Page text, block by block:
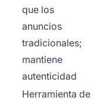
que los
anuncios
tradicionales;
mantiene
autenticidad
Herramienta de